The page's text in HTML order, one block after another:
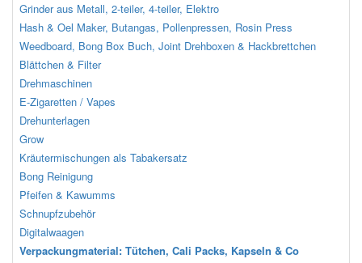
Grinder aus Metall, 2-teiler, 4-teiler, Elektro
Hash & Oel Maker, Butangas, Pollenpressen, Rosin Press
Weedboard, Bong Box Buch, Joint Drehboxen & Hackbrettchen
Blättchen & Filter
Drehmaschinen
E-Zigaretten / Vapes
Drehunterlagen
Grow
Kräutermischungen als Tabakersatz
Bong Reinigung
Pfeifen & Kawumms
Schnupfzubehör
Digitalwaagen
Verpackungmaterial: Tütchen, Cali Packs, Kapseln & Co